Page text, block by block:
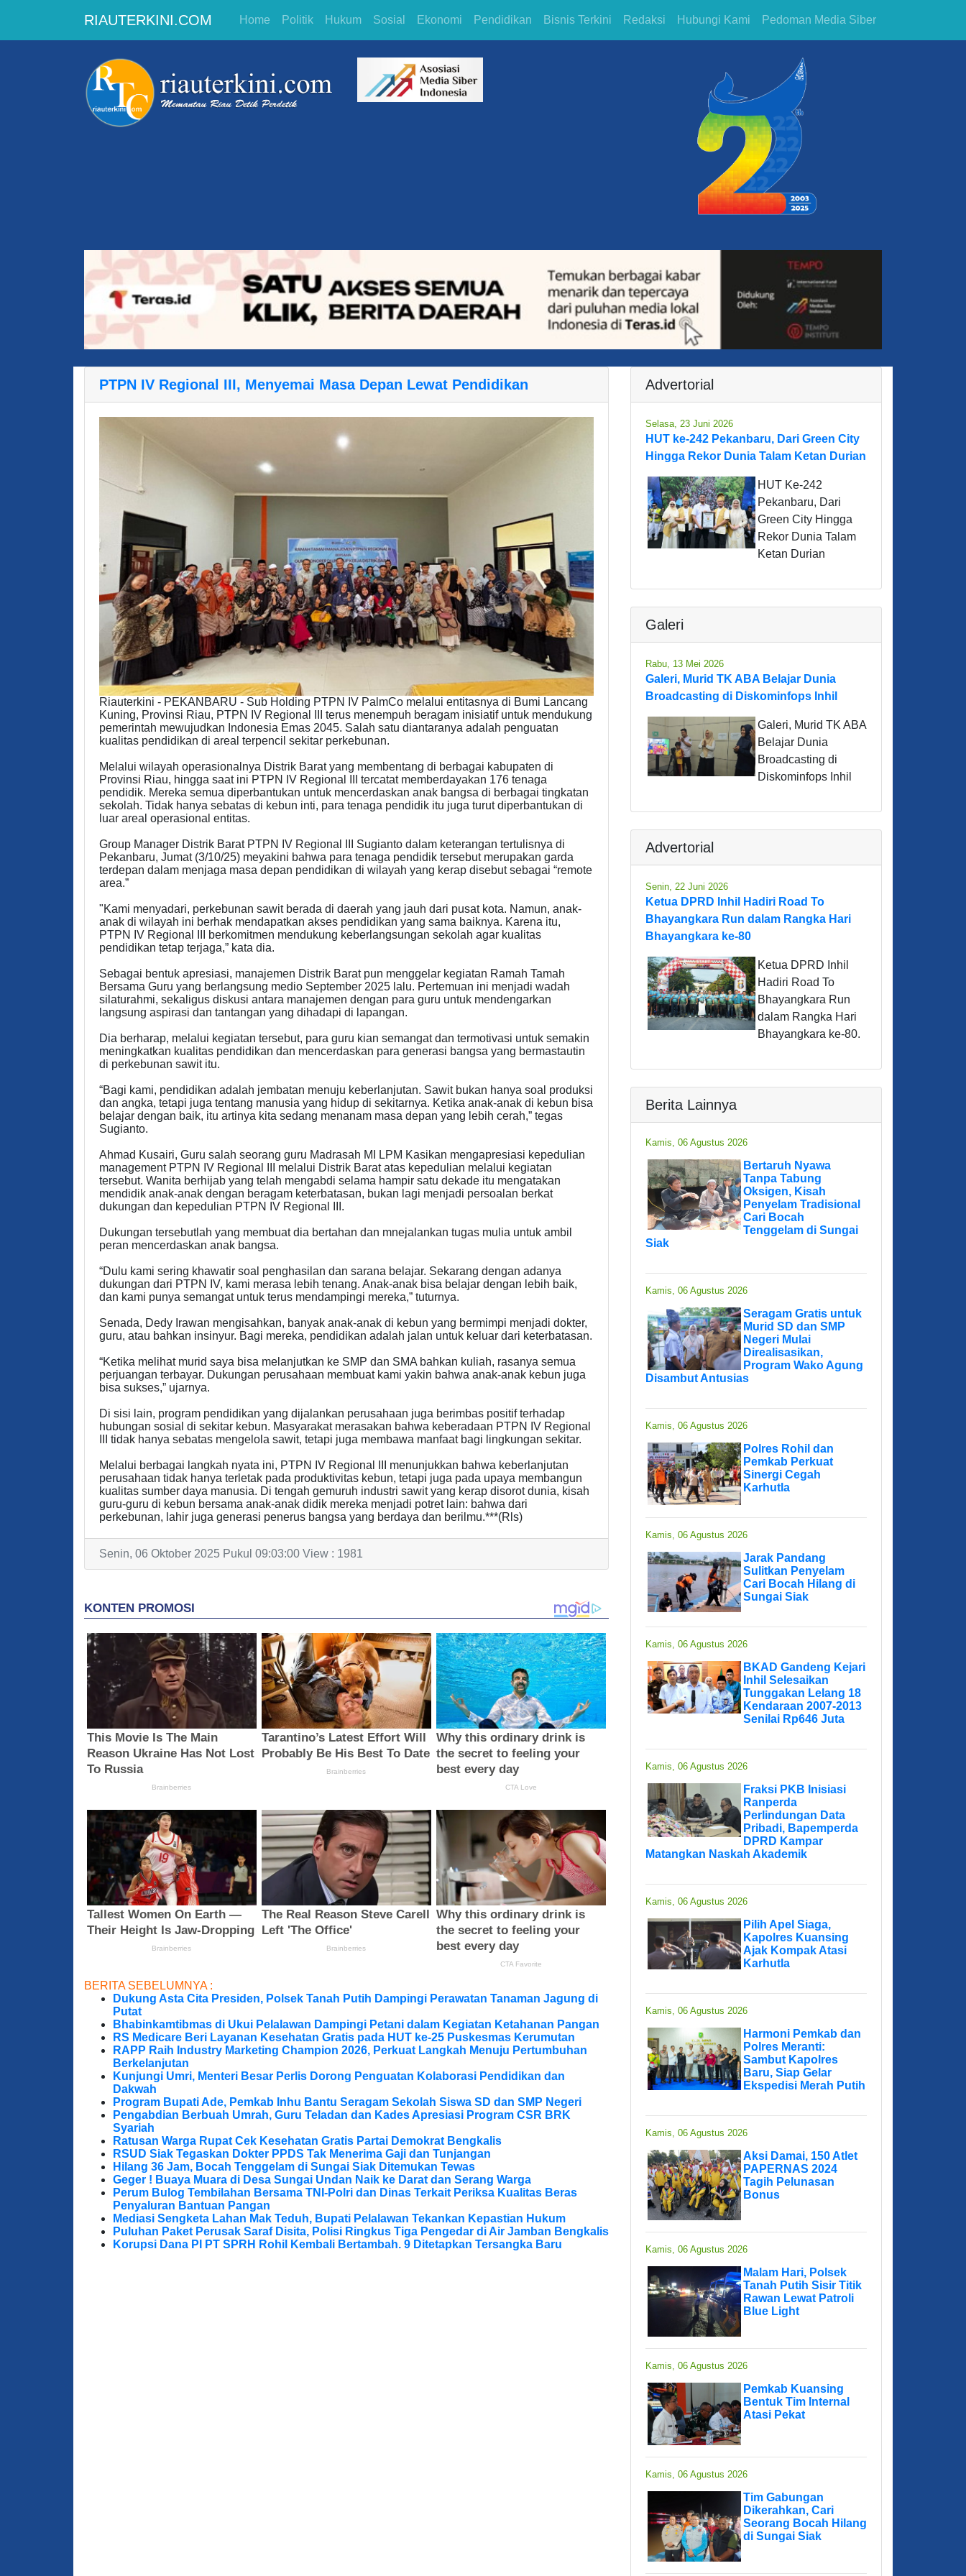
RIAUTERKINI.COM Home Politik Hukum Sosial Ekonomi Pendidikan Bisnis Terkini Redaksi Hubungi Kami Pedoman Media Siber
PTPN IV Regional III, Menyemai Masa Depan Lewat Pendidikan
Riauterkini - PEKANBARU - Sub Holding PTPN IV PalmCo melalui entitasnya di Bumi Lancang
Kuning, Provinsi Riau, PTPN IV Regional III terus menempuh beragam inisiatif untuk mendukung
pemerintah mewujudkan Indonesia Emas 2045. Salah satu diantaranya adalah penguatan
kualitas pendidikan di areal terpencil sekitar perkebunan.
Melalui wilayah operasionalnya Distrik Barat yang membentang di berbagai kabupaten di
Provinsi Riau, hingga saat ini PTPN IV Regional III tercatat memberdayakan 176 tenaga
pendidik. Mereka semua diperbantukan untuk mencerdaskan anak bangsa di berbagai tingkatan
sekolah. Tidak hanya sebatas di kebun inti, para tenaga pendidik itu juga turut diperbantukan di
luar areal operasional entitas.
Group Manager Distrik Barat PTPN IV Regional III Sugianto dalam keterangan tertulisnya di
Pekanbaru, Jumat (3/10/25) meyakini bahwa para tenaga pendidik tersebut merupakan garda
terdepan dalam menjaga masa depan pendidikan di wilayah yang kerap disebut sebagai “remote
area.”
"Kami menyadari, perkebunan sawit berada di daerah yang jauh dari pusat kota. Namun, anak-
anak di wilayah ini berhak mendapatkan akses pendidikan yang sama baiknya. Karena itu,
PTPN IV Regional III berkomitmen mendukung keberlangsungan sekolah agar kualitas
pendidikan tetap terjaga,” kata dia.
Sebagai bentuk apresiasi, manajemen Distrik Barat pun menggelar kegiatan Ramah Tamah
Bersama Guru yang berlangsung medio September 2025 lalu. Pertemuan ini menjadi wadah
silaturahmi, sekaligus diskusi antara manajemen dengan para guru untuk mendengarkan
langsung aspirasi dan tantangan yang dihadapi di lapangan.
Dia berharap, melalui kegiatan tersebut, para guru kian semangat dan termotivasi untuk semakin
meningkatkan kualitas pendidikan dan mencerdaskan para generasi bangsa yang bermastautin
di perkebunan sawit itu.
“Bagi kami, pendidikan adalah jembatan menuju keberlanjutan. Sawit bukan hanya soal produksi
dan angka, tetapi juga tentang manusia yang hidup di sekitarnya. Ketika anak-anak di kebun bisa
belajar dengan baik, itu artinya kita sedang menanam masa depan yang lebih cerah,” tegas
Sugianto.
Ahmad Kusairi, Guru salah seorang guru Madrasah MI LPM Kasikan mengapresiasi kepedulian
management PTPN IV Regional III melalui Distrik Barat atas kepedulian melalui kegiatan
tersebut. Wanita berhijab yang telah mengabdi selama hampir satu dekade itu mengatakan
mendidik anak-anak dengan beragam keterbatasan, bukan lagi menjadi persoalan berkat
dukungan dan kepedulian PTPN IV Regional III.
Dukungan tersebutlah yang membuat dia bertahan dan mnejalankan tugas mulia untuk ambil
peran mencerdaskan anak bangsa.
“Dulu kami sering khawatir soal penghasilan dan sarana belajar. Sekarang dengan adanya
dukungan dari PTPN IV, kami merasa lebih tenang. Anak-anak bisa belajar dengan lebih baik,
dan kami punya semangat untuk terus mendampingi mereka,” tuturnya.
Senada, Dedy Irawan mengisahkan, banyak anak-anak di kebun yang bermimpi menjadi dokter,
guru, atau bahkan insinyur. Bagi mereka, pendidikan adalah jalan untuk keluar dari keterbatasan.
“Ketika melihat murid saya bisa melanjutkan ke SMP dan SMA bahkan kuliah, rasanya semua
perjuangan terbayar. Dukungan perusahaan membuat kami yakin bahwa anak-anak kebun juga
bisa sukses,” ujarnya.
Di sisi lain, program pendidikan yang dijalankan perusahaan juga berimbas positif terhadap
hubungan sosial di sekitar kebun. Masyarakat merasakan bahwa keberadaan PTPN IV Regional
III tidak hanya sebatas mengelola sawit, tetapi juga membawa manfaat bagi lingkungan sekitar.
Melalui berbagai langkah nyata ini, PTPN IV Regional III menunjukkan bahwa keberlanjutan
perusahaan tidak hanya terletak pada produktivitas kebun, tetapi juga pada upaya membangun
kualitas sumber daya manusia. Di tengah gemuruh industri sawit yang kerap disorot dunia, kisah
guru-guru di kebun bersama anak-anak didik mereka menjadi potret lain: bahwa dari
perkebunan, lahir juga generasi penerus bangsa yang berdaya dan berilmu.***(Rls)
Senin, 06 Oktober 2025 Pukul 09:03:00 View : 1981
BERITA SEBELUMNYA :
Dukung Asta Cita Presiden, Polsek Tanah Putih Dampingi Perawatan Tanaman Jagung di
Putat
Bhabinkamtibmas di Ukui Pelalawan Dampingi Petani dalam Kegiatan Ketahanan Pangan
RS Medicare Beri Layanan Kesehatan Gratis pada HUT ke-25 Puskesmas Kerumutan
RAPP Raih Industry Marketing Champion 2026, Perkuat Langkah Menuju Pertumbuhan
Berkelanjutan
Kunjungi Umri, Menteri Besar Perlis Dorong Penguatan Kolaborasi Pendidikan dan
Dakwah
Program Bupati Ade, Pemkab Inhu Bantu Seragam Sekolah Siswa SD dan SMP Negeri
Pengabdian Berbuah Umrah, Guru Teladan dan Kades Apresiasi Program CSR BRK
Syariah
Ratusan Warga Rupat Cek Kesehatan Gratis Partai Demokrat Bengkalis
RSUD Siak Tegaskan Dokter PPDS Tak Menerima Gaji dan Tunjangan
Hilang 36 Jam, Bocah Tenggelam di Sungai Siak Ditemukan Tewas
Geger ! Buaya Muara di Desa Sungai Undan Naik ke Darat dan Serang Warga
Perum Bulog Tembilahan Bersama TNI-Polri dan Dinas Terkait Periksa Kualitas Beras
Penyaluran Bantuan Pangan
Mediasi Sengketa Lahan Mak Teduh, Bupati Pelalawan Tekankan Kepastian Hukum
Puluhan Paket Perusak Saraf Disita, Polisi Ringkus Tiga Pengedar di Air Jamban Bengkalis
Korupsi Dana PI PT SPRH Rohil Kembali Bertambah. 9 Ditetapkan Tersangka Baru
Advertorial
Selasa, 23 Juni 2026
HUT ke-242 Pekanbaru, Dari Green City
Hingga Rekor Dunia Talam Ketan Durian
HUT Ke-242
Pekanbaru, Dari
Green City Hingga
Rekor Dunia Talam
Ketan Durian
Galeri
Rabu, 13 Mei 2026
Galeri, Murid TK ABA Belajar Dunia
Broadcasting di Diskominfops Inhil
Galeri, Murid TK ABA
Belajar Dunia
Broadcasting di
Diskominfops Inhil
Advertorial
Senin, 22 Juni 2026
Ketua DPRD Inhil Hadiri Road To
Bhayangkara Run dalam Rangka Hari
Bhayangkara ke-80
Ketua DPRD Inhil
Hadiri Road To
Bhayangkara Run
dalam Rangka Hari
Bhayangkara ke-80.
Berita Lainnya
Kamis, 06 Agustus 2026
Bertaruh Nyawa
Tanpa Tabung
Oksigen, Kisah
Penyelam Tradisional
Cari Bocah
Tenggelam di Sungai
Siak
Kamis, 06 Agustus 2026
Seragam Gratis untuk
Murid SD dan SMP
Negeri Mulai
Direalisasikan,
Program Wako Agung
Disambut Antusias
Kamis, 06 Agustus 2026
Polres Rohil dan
Pemkab Perkuat
Sinergi Cegah
Karhutla
Kamis, 06 Agustus 2026
Jarak Pandang
Sulitkan Penyelam
Cari Bocah Hilang di
Sungai Siak
Kamis, 06 Agustus 2026
BKAD Gandeng Kejari
Inhil Selesaikan
Tunggakan Lelang 18
Kendaraan 2007-2013
Senilai Rp646 Juta
Kamis, 06 Agustus 2026
Fraksi PKB Inisiasi
Ranperda
Perlindungan Data
Pribadi, Bapemperda
DPRD Kampar
Matangkan Naskah Akademik
Kamis, 06 Agustus 2026
Pilih Apel Siaga,
Kapolres Kuansing
Ajak Kompak Atasi
Karhutla
Kamis, 06 Agustus 2026
Harmoni Pemkab dan
Polres Meranti:
Sambut Kapolres
Baru, Siap Gelar
Ekspedisi Merah Putih
Kamis, 06 Agustus 2026
Aksi Damai, 150 Atlet
PAPERNAS 2024
Tagih Pelunasan
Bonus
Kamis, 06 Agustus 2026
Malam Hari, Polsek
Tanah Putih Sisir Titik
Rawan Lewat Patroli
Blue Light
Kamis, 06 Agustus 2026
Pemkab Kuansing
Bentuk Tim Internal
Atasi Pekat
Kamis, 06 Agustus 2026
Tim Gabungan
Dikerahkan, Cari
Seorang Bocah Hilang
di Sungai Siak